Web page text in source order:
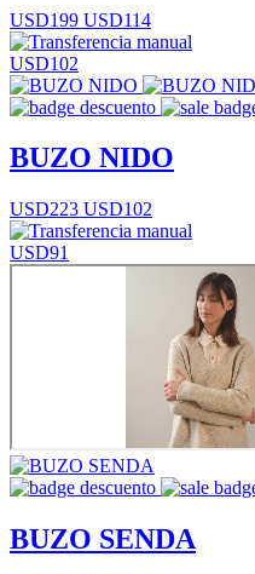
USD199 USD114
USD102
BUZO NIDO
USD223 USD102
USD91
BUZO SENDA